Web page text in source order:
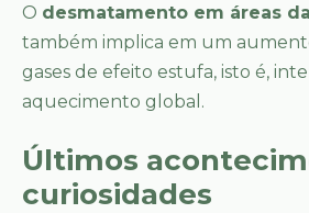
O desmatamento em áreas
também implica em um
gases de efeito estufa, isto é,
aquecimento global.
Últimos
curiosidades